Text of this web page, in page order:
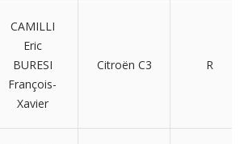
CAMILLI
Eric
BURESI
François-
Xavier
Citroën C3 R